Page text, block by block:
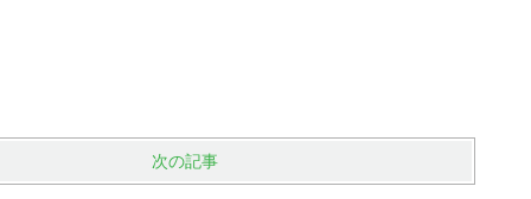
次の記事